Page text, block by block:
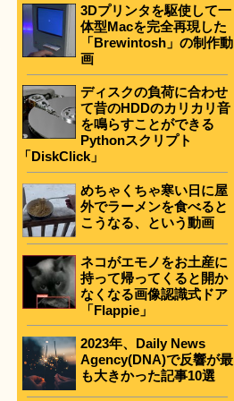
3Dプリンタを駆使して一
体型Macを完全再現した
「Brewintosh」の制作動
画
ディスクの負荷に合わせ
て昔のHDDのカリカリ音
を鳴らすことができる
Pythonスクリプト
「DiskClick」
めちゃくちゃ寒い日に屋
外でラーメンを食べると
こうなる、という動画
ネコがエモノをお土産に
持って帰ってくると開か
なくなる画像認識式ドア
「Flappie」
2023年、Daily News
Agency(DNA)で反響が最
も大きかった記事10選